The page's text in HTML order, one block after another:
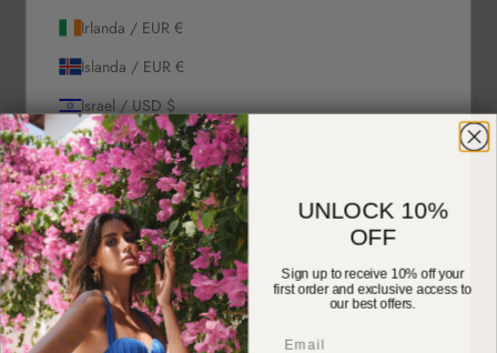
Irlanda / EUR €
Islanda / EUR €
Israel / USD $
Italia / EUR €
Jamaica / USD $
Japonia / USD $
Jersey / EUR €
Kârgâzstan / USD $
Kazahstan / USD $
UNLOCK 10%
OFF
Sign up to receive 10% off your
first order and exclusive access to
our best offers.